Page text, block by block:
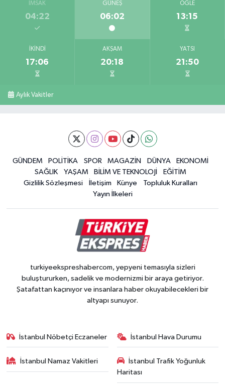
İMSAK
04:22
GÜNEŞ
06:02
ÖĞLE
13:15
İKINDI
17:06
AKŞAM
20:18
YATSI
21:50
Aylık Vakitler
GÜNDEM POLİTİKA SPOR MAGAZİN DÜNYA
EKONOMİ
SAĞLIK
YAŞAM BİLİM VE TEKNOLOJİ
EĞİTİM
Gizlilik Sözleşmesi
İletişim Künye
Topluluk Kuralları
Yayın İlkeleri
turkiyeekspreshabercom, yepyeni temasıyla sizleri
buluştururken, sadelik ve modernizmi bir araya getiriyor.
Şatafattan kaçınıyor ve insanlara haber okuyabilecekleri bir
altyapı sunuyor.
İstanbul Nöbetçi Eczaneler İstanbul Hava Durumu
İstanbul Namaz Vakitleri
İstanbul Trafik Yoğunluk
Haritası